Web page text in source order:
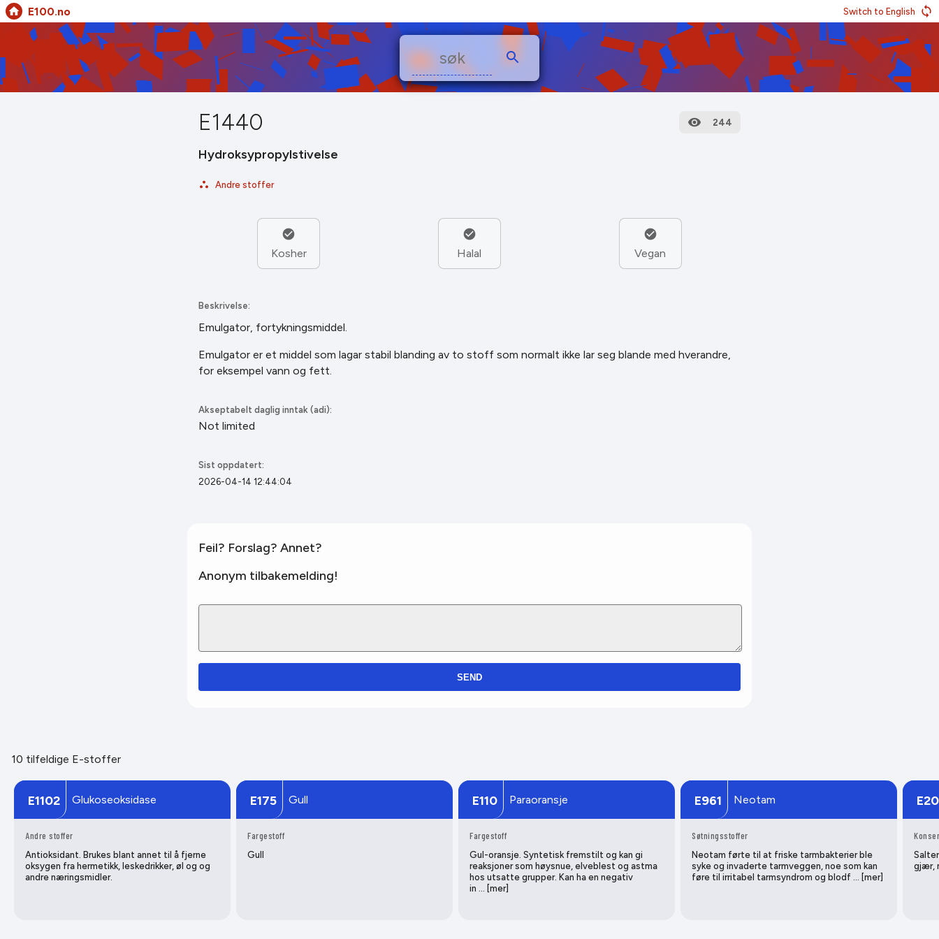
E100.no Switch to English
E1440 244
Hydroksypropylstivelse
Andre stoffer
Kosher Halal Vegan
Beskrivelse:
Emulgator, fortykningsmiddel.
Emulgator er et middel som lagar stabil blanding av to stoff som normalt ikke lar seg blande med hverandre,
for eksempel vann og fett.
Akseptabelt daglig inntak (adi):
Not limited
Sist oppdatert:
2026-04-14 12:44:04
Feil? Forslag? Annet?
Anonym tilbakemelding!
SEND
10 tilfeldige E-stoffer
E1102 Glukoseoksidase
Andre stoffer
Antioksidant. Brukes blant annet til å fjerne
oksygen fra hermetikk, leskedrikker, øl og og
andre næringsmidler.
E175 Gull
Fargestoff
Gull
E110 Paraoransje
Fargestoff
Gul-oransje. Syntetisk fremstilt og kan gi
reaksjoner som høysnue, elveblest og astma
hos utsatte grupper. Kan ha en negativ
in … [mer]
E961 Neotam
Søtningsstoffer
Neotam førte til at friske tarmbakterier ble
syke og invaderte tarmveggen, noe som kan
føre til irritabel tarmsyndrom og blodf … [mer]
gjær,